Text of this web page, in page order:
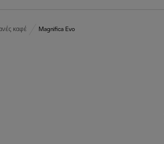
καφέ Magnifica Evo